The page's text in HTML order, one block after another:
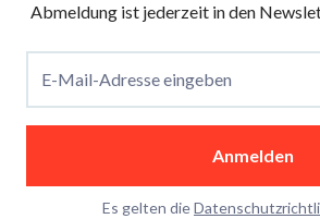
Abmeldung ist jederzeit in den
E-Mail-Adresse eingeben
Anmelden
Es gelten die